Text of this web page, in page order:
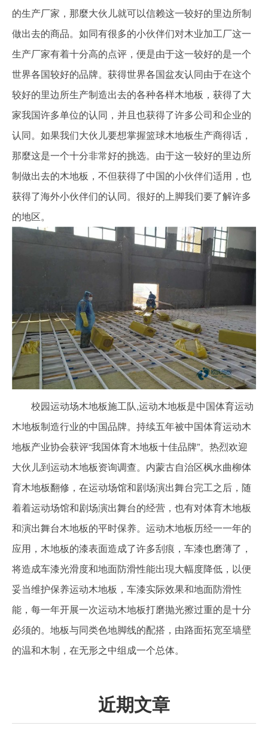
的生产厂家，那麼大伙儿就可以信赖这一较好的里边所制
做出去的商品。如同有很多的小伙伴们对木业加工厂这一
生产厂家有着十分高的点评，便是由于这一较好的是一个
世界各国较好的品牌。获得世界各国盆友认同由于在这个
较好的里边所生产制造出去的各种各样木地板，获得了大
家我国许多单位的认同，并且也获得了许多公司和企业的
认同。如果我们大伙儿要想掌握篮球木地板生产商得话，
那麼这是一个十分非常好的挑选。由于这一较好的里边所
制做出去的木地板，不但获得了中国的小伙伴们适用，也
获得了海外小伙伴们的认同。很好的上脚我们要了解许多
的地区。
校园运动场木地板施工队,运动木地板是中国体育运动
木地板制造行业的中国品牌。持续五年被中国体育运动木
地板产业协会获评“我国体育木地板十佳品牌”。热烈欢迎
大伙儿到运动木地板资询调查。内蒙古自治区枫水曲柳体
育木地板翻修，在运动场馆和剧场演出舞台完工之后，随
着着运动场馆和剧场演出舞台的经营，也有对体育木地板
和演出舞台木地板的平时保养。运动木地板历经一一年的
应用，木地板的漆表面造成了许多刮痕，车漆也磨薄了，
将造成车漆光滑度和地面防滑性能出現大幅度降低，以便
妥当维护保养运动木地板，车漆实际效果和地面防滑性
能，每一年开展一次运动木地板打磨抛光擦过重的是十分
必须的。地板与同类色地脚线的配搭，由路面拓宽至墙壁
的温和木制，在无形之中组成一个总体。
近期文章